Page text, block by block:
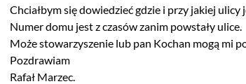
Chciałbym się dowiedzieć gdzie i przy jakiej
Numer domu jest z czasów zanim powstały ulice.
Może stowarzyszenie lub pan Kochan mogą mi
Pozdrawiam
Rafał Marzec.